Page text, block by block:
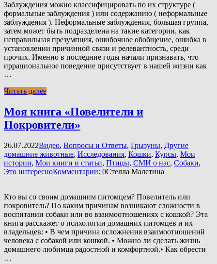
Заблуждения можно классифицировать по их структуре (
формальные заблуждения ) или содержанию ( неформальные
заблуждения ). Неформальные заблуждения, большая группа,
затем может быть подразделена на такие категории, как
неправильная презумпция, ошибочное обобщение, ошибка в
установлении причинной связи и релевантность, среди
прочих. Именно в последние годы начали признавать, что
иррациональное поведение присутствует в нашей жизни как
…
Читать далее
Моя книга «Повелители и
Покровители»
26.07.2022Видео, Вопросы и Ответы, Грызуны, Другие
домашние животные, Исследования, Кошки, Курсы, Мои
истории, Мои книги и статьи, Птицы, СМИ о нас, Собаки,
Это интересноКомментарии: 0Стелла Малетина
Кто вы со своим домашним питомцем? Повелитель или
покровитель? По каким причинам возникают сложности в
воспитании собаки или во взаимоотношениях с кошкой? Эта
книга расскажет о психологии домашних питомцев и их
владельцев: • В чем причина осложнения взаимоотношений
человека с собакой или кошкой. • Можно ли сделать жизнь
домашнего любимца радостной и комфортной.• Как обрести
…